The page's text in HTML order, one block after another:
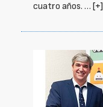
cuatro años. … [+]